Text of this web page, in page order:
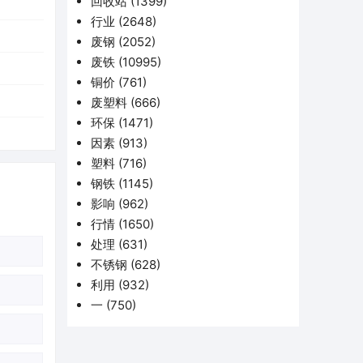
行业 (2648)
废钢 (2052)
废铁 (10995)
铜价 (761)
废塑料 (666)
环保 (1471)
因素 (913)
塑料 (716)
钢铁 (1145)
影响 (962)
行情 (1650)
处理 (631)
不锈钢 (628)
利用 (932)
一 (750)